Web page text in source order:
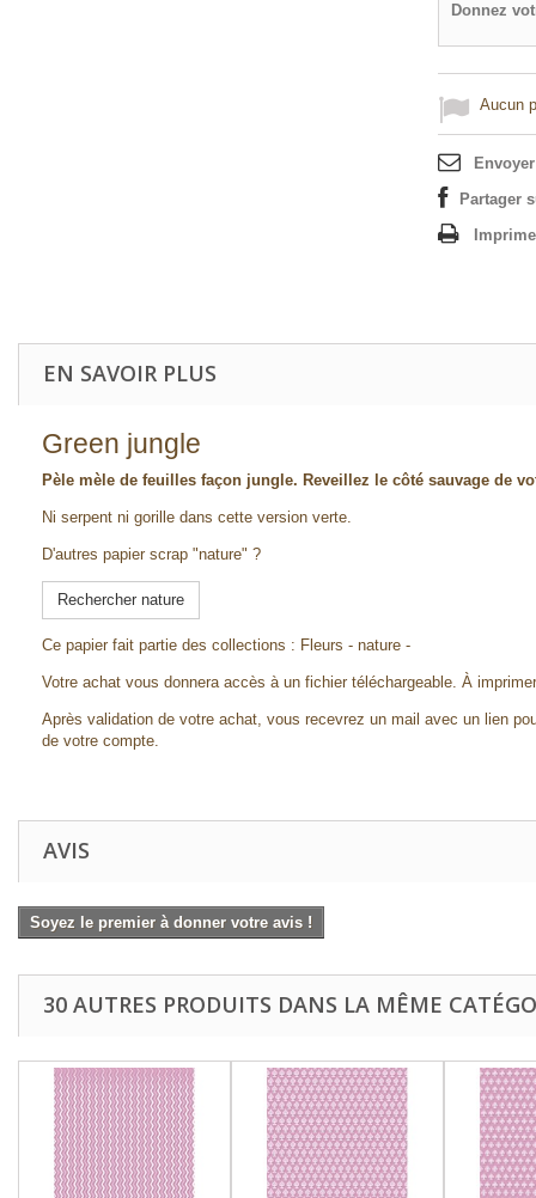
Donnez
Aucun
Partager
EN SAVOIR PLUS
Green jungle
Pèle mèle de feuilles façon jungle. Reveillez le côté sauvage de
Ni serpent ni gorille dans cette version verte.
D'autres papier scrap "nature" ?
Rechercher nature
Ce papier fait partie des collections : Fleurs - nature -
Votre achat vous donnera accès à un fichier téléchargeable. À
Après validation de votre achat, vous recevrez un mail avec un lien
de votre compte.
AVIS
Soyez le premier à donner votre avis !
30 AUTRES PRODUITS DANS LA MÊME